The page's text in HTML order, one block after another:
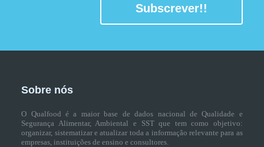
Subscrever!!
Sobre nós
O Qualfood é a maior base de dados nacional de Qualidade e
Segurança Alimentar, Ambiental e SST que tem como objetivo:
organizar, sistematizar e atualizar toda a informação relevante para as
empresas, instituições de ensino e consultores.